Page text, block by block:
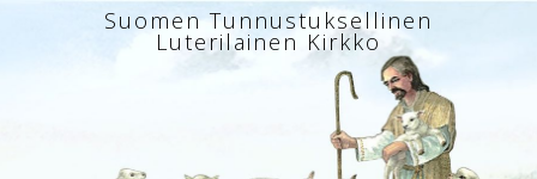
Suomen Tunnustuksellinen
Luterilainen Kirkko